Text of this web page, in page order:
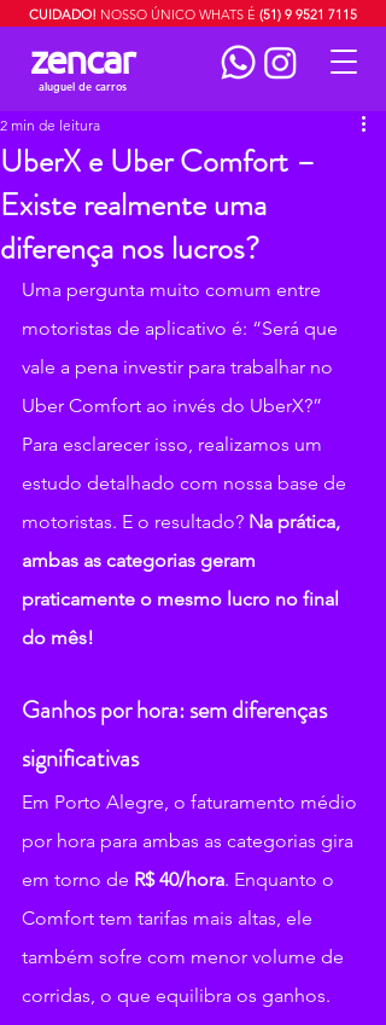
zencar
aluguel de carros
CUIDADO! NOSSO ÚNICO WHATS É (51) 9 9521 7115
UberX e Uber Comfort –
Existe realmente uma
diferença nos lucros?
2 min de leitura
Uma pergunta muito comum entre
motoristas de aplicativo é: “Será que
vale a pena investir para trabalhar no
Uber Comfort ao invés do UberX?”
Para esclarecer isso, realizamos um
estudo detalhado com nossa base de
motoristas. E o resultado? Na prática,
ambas as categorias geram
praticamente o mesmo lucro no final
do mês!
Ganhos por hora: sem diferenças
significativas
Em Porto Alegre, o faturamento médio
por hora para ambas as categorias gira
em torno de R$ 40/hora. Enquanto o
Comfort tem tarifas mais altas, ele
também sofre com menor volume de
corridas, o que equilibra os ganhos.